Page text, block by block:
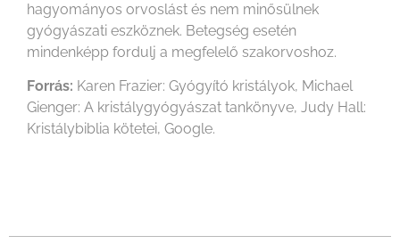
hagyományos orvoslást és nem minősülnek
gyógyászati eszköznek. Betegség esetén
mindenképp fordulj a megfelelő szakorvoshoz.
Forrás: Karen Frazier: Gyógyító kristályok, Michael
Gienger: A kristálygyógyászat tankönyve, Judy Hall:
Kristálybiblia kötetei, Google.